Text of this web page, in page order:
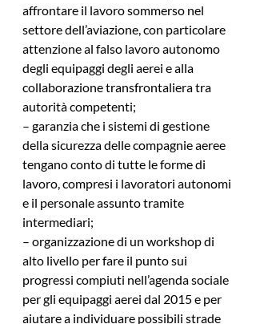
affrontare il lavoro sommerso nel
settore dell’aviazione, con particolare
attenzione al falso lavoro autonomo
degli equipaggi degli aerei e alla
collaborazione transfrontaliera tra
autorità competenti;
– garanzia che i sistemi di gestione
della sicurezza delle compagnie aeree
tengano conto di tutte le forme di
lavoro, compresi i lavoratori autonomi
e il personale assunto tramite
intermediari;
– organizzazione di un workshop di
alto livello per fare il punto sui
progressi compiuti nell’agenda sociale
per gli equipaggi aerei dal 2015 e per
aiutare a individuare possibili strade